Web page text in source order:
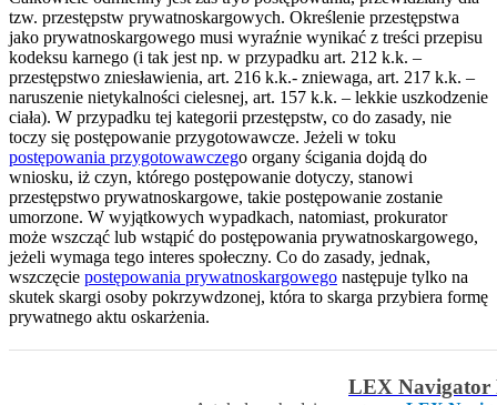
tzw. przestępstw prywatnoskargowych. Określenie przestępstwa
jako prywatnoskargowego musi wyraźnie wynikać z treści przepisu
kodeksu karnego (i tak jest np. w przypadku art. 212 k.k. –
przestępstwo zniesławienia, art. 216 k.k.- zniewaga, art. 217 k.k. –
naruszenie nietykalności cielesnej, art. 157 k.k. – lekkie uszkodzenie
ciała). W przypadku tej kategorii przestępstw, co do zasady, nie
toczy się postępowanie przygotowawcze. Jeżeli w toku
postępowania przygotowawczego organy ścigania dojdą do
wniosku, iż czyn, którego postępowanie dotyczy, stanowi
przestępstwo prywatnoskargowe, takie postępowanie zostanie
umorzone. W wyjątkowych wypadkach, natomiast, prokurator
może wszcząć lub wstąpić do postępowania prywatnoskargowego,
jeżeli wymaga tego interes społeczny. Co do zasady, jednak,
wszczęcie postępowania prywatnoskargowego następuje tylko na
skutek skargi osoby pokrzywdzonej, która to skarga przybiera formę
prywatnego aktu oskarżenia.
LEX Navigator